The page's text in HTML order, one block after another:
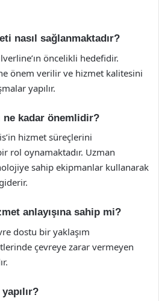
nasıl sağlanmaktadır?
öncelikli hedefidir.
önem verilir ve hizmet kalitesini
yapılır.
ne kadar önemlidir?
hizmet süreçlerini
rol oynamaktadır. Uzman
sahip ekipmanlar kullanarak
anlayışına sahip mi?
dostu bir yaklaşım
çevreye zarar vermeyen